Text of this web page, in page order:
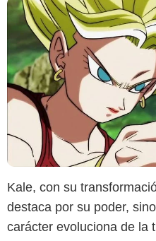
Kale, con su
destaca por su poder,
carácter evoluciona de la